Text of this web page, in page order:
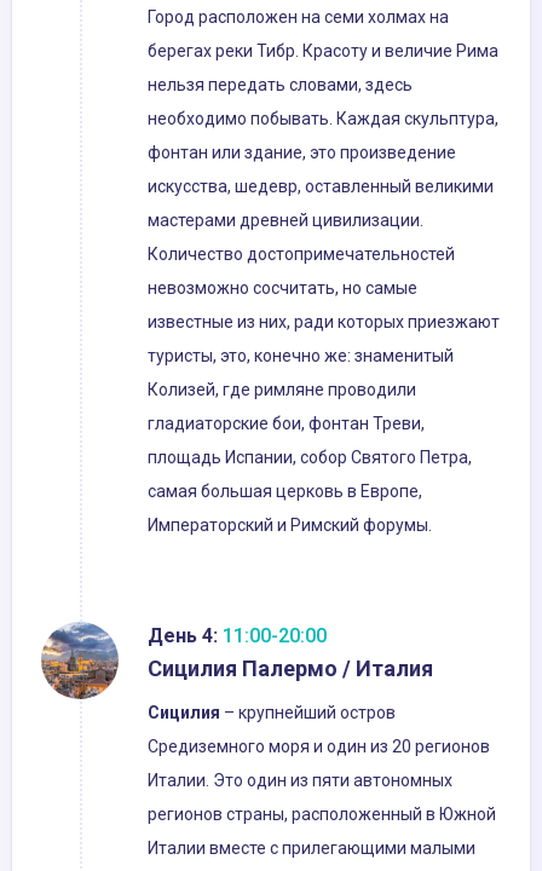
Город расположен на семи холмах на
берегах реки Тибр. Красоту и величие Рима
нельзя передать словами, здесь
необходимо побывать. Каждая скульптура,
фонтан или здание, это произведение
искусства, шедевр, оставленный великими
мастерами древней цивилизации.
Количество достопримечательностей
невозможно сосчитать, но самые
известные из них, ради которых приезжают
туристы, это, конечно же: знаменитый
Колизей, где римляне проводили
гладиаторские бои, фонтан Треви,
площадь Испании, собор Святого Петра,
самая большая церковь в Европе,
Императорский и Римский форумы.
День 4: 11:00-20:00
Сицилия Палермо / Италия
Сицилия – крупнейший остров
Средиземного моря и один из 20 регионов
Италии. Это один из пяти автономных
регионов страны, расположенный в Южной
Италии вместе с прилегающими малыми